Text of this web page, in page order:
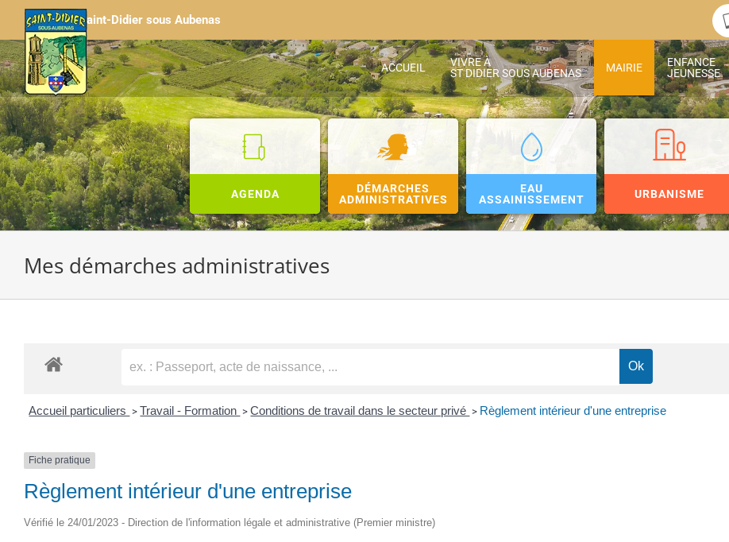
Passer
contenu
Saint-Didier sous Aubenas
ACCUEIL
VIVRE À
ST DIDIER SOUS AUBENAS
MAIRIE
ENFANCE
JEUNESSE
AGENDA
DÉMARCHES
ADMINISTRATIVES
EAU
ASSAINISSEMENT
URBANISME
Mes démarches administratives
Accueil particuliers > Travail - Formation > Conditions de travail dans le secteur privé > Règlement intérieur d'une entreprise
Fiche pratique
Règlement intérieur d'une entreprise
Vérifié le 24/01/2023 - Direction de l'information légale et administrative (Premier ministre)